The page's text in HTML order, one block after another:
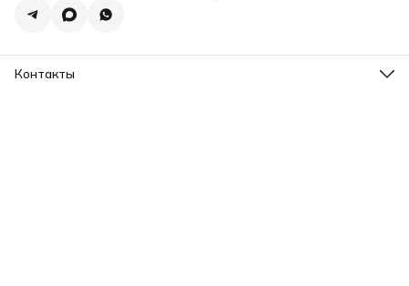
Контакты